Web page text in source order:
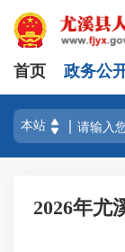
首页 政务公
2026年尤